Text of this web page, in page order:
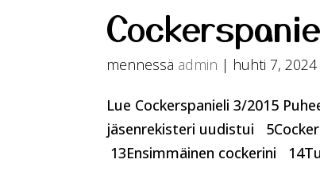
mennessä admin | huhti 7, 2024
Lue Cockerspanieli 3/2015
jäsenrekisteri uudistui
13Ensimmäinen cockerini